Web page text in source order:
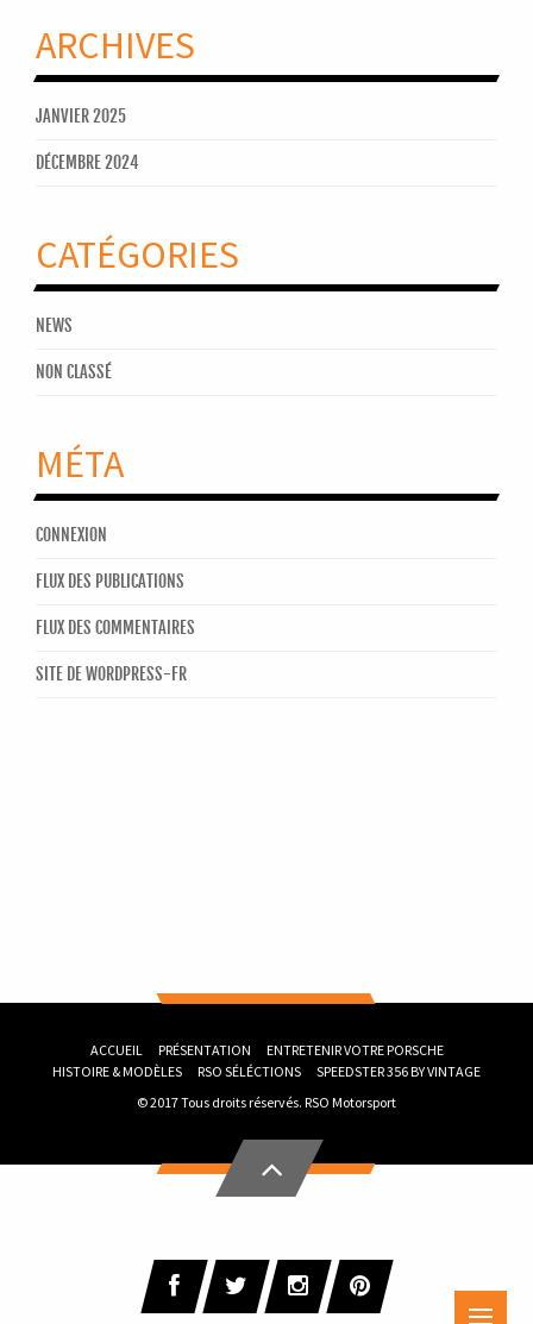
ARCHIVES
JANVIER 2025
DÉCEMBRE 2024
CATÉGORIES
NEWS
NON CLASSÉ
MÉTA
CONNEXION
FLUX DES PUBLICATIONS
FLUX DES COMMENTAIRES
SITE DE WORDPRESS-FR
ACCUEIL PRÉSENTATION
ENTRETENIR VOTRE PORSCHE
HISTOIRE & MODÈLES
RSO SÉLÉCTIONS
SPEEDSTER 356 BY VINTAGE
© 2017 Tous droits réservés. RSO Motorsport